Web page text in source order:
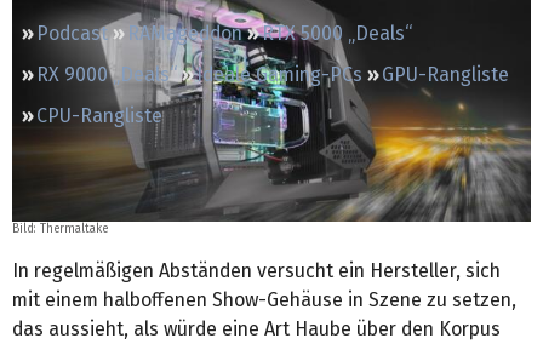
Podcast RAMageddon
RTX 5000 „Deals“
RX 9000 „Deals“
Ideale Gaming-PCs
GPU-Rangliste
CPU-Rangliste
Bild: Thermaltake
In regelmäßigen Abständen versucht ein Hersteller, sich
mit einem halboffenen Show-Gehäuse in Szene zu setzen,
das aussieht, als würde eine Art Haube über den Korpus